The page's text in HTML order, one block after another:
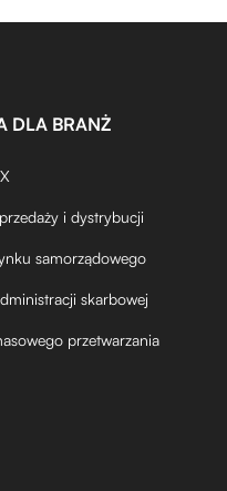
DLA BRANŻ
i dystrybucji
samorządowego
skarbowej
przetwarzania